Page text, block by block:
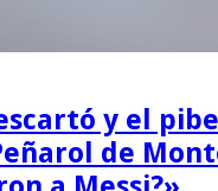
y el
de